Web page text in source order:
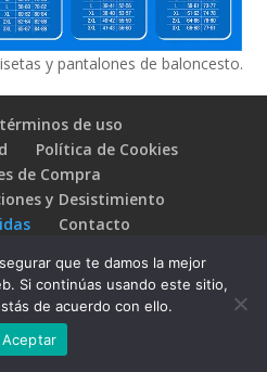
y pantalones de baloncesto.
de uso
Política de Cookies
de Compra
y Desistimiento
Contacto
de Textil Deportivo S.L.U. -
reservados
que te damos la mejor
Si continúas usando este sitio,
de acuerdo con ello.
Aceptar